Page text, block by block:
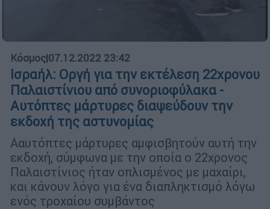
Κόσμος|07.12.2022 23:42
Ισραήλ: Οργή για την εκτέλεση 22χρονου
Παλαιστίνιου από συνοριοφύλακα -
Αυτόπτες μάρτυρες διαψεύδουν την
εκδοχή της αστυνομίας
Ααυτόπτες μάρτυρες αμφισβητούν αυτή την
εκδοχή, σύμφωνα με την οποία ο 22χρονος
Παλαιστίνιος ήταν οπλισμένος με μαχαίρι,
και κάνουν λόγο για ένα διαπληκτισμό λόγω
ενός τροχαίου συμβάντος